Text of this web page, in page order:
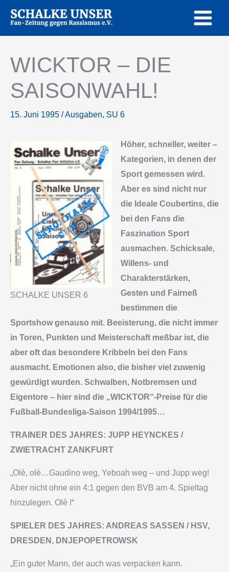
Inhalt
springen
WICKTOR – DIE
SAISONWAHL!
15. Juni 1995 /Ausgaben, SU 6
SCHALKE UNSER 6
Höher, schneller, weiter –
Kategorien, in denen der
Sport gemessen wird.
Aber es sind nicht nur
die Ideale Coubertins, die
bei den Fans die
Faszination Sport
ausmachen. Schicksale,
Willens- und
Charakterstärken,
Gesten und Fairneß
bestimmen die
Sportshow genauso mit. Beeisterung, die nicht immer
in Toren, Punkten und Meisterschaft meßbar ist, die
aber oft das besondere Kribbeln bei den Fans
ausmacht. Emotionen also, die bisher viel zuwenig
gewürdigt wurden. Schwalben, Notbremsen und
Eigentore – hier sind die „WICKTOR“-Preise für die
Fußball-Bundesliga-Saison 1994/1995…
TRAINER DES JAHRES: JUPP HEYNCKES /
ZWIETRACHT ZANKFURT
„Olè, olè…Gaudino weg, Yeboah weg – und Jupp weg!
Aber nicht ohne ein 4:1 gegen den BVB am 4. Spieltag
hinzulegen. Olè !“
SPIELER DES JAHRES: ANDREAS SASSEN / HSV,
DRESDEN, DNJEPOPETROWSK
„Ein guter Mann, der auch was verpacken kann.